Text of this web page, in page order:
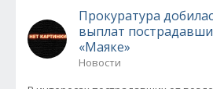
Прокуратура
выплат
«Маяке»
Новости